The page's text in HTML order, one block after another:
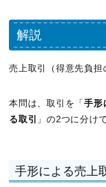
解説
売上取引（得意先負担
本問は、取引を「手形
る取引
」の2つに分け
手形による売上